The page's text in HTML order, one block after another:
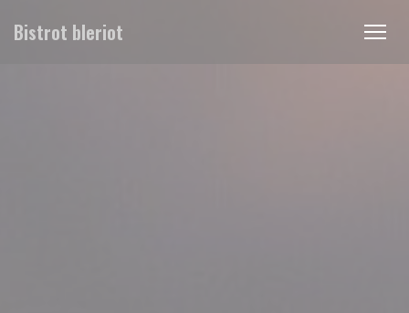
Bistrot bleriot